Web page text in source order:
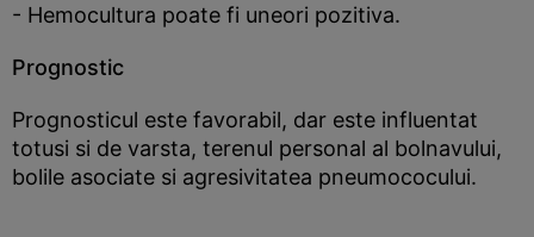
- Hemocultura poate fi uneori pozitiva.
Prognostic
Prognosticul este favorabil, dar este influentat
totusi si de varsta, terenul personal al bolnavului,
bolile asociate si agresivitatea pneumococului.